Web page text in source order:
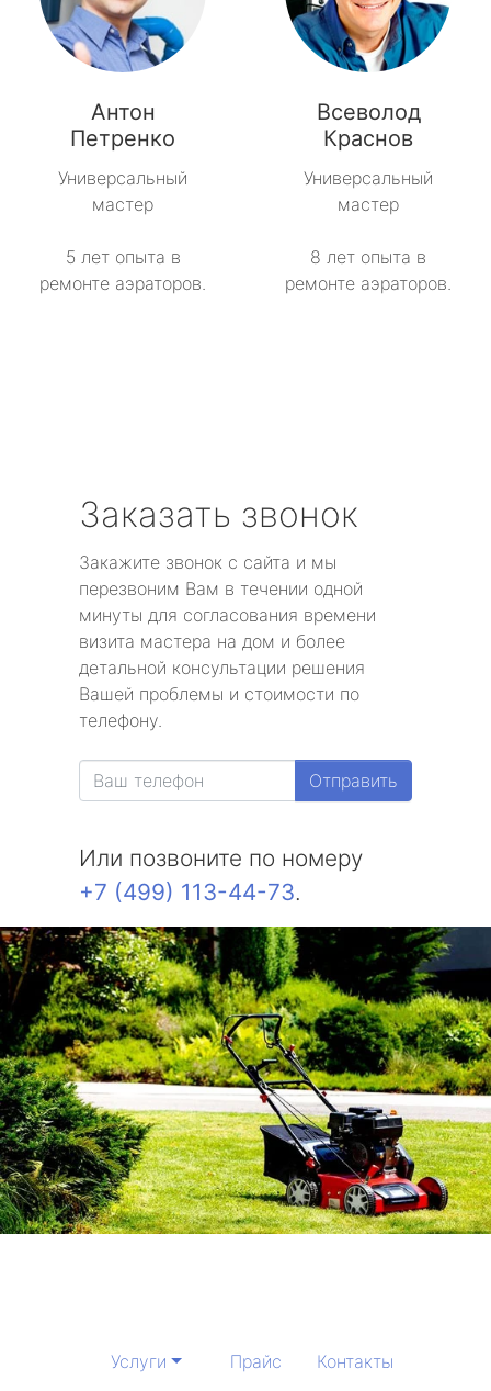
Антон
Петренко
Универсальный
мастер
5 лет опыта в
ремонте аэраторов.
Всеволод
Краснов
Универсальный
мастер
8 лет опыта в
ремонте аэраторов.
Заказать звонок
Закажите звонок с сайта и мы
перезвоним Вам в течении одной
минуты для согласования времени
визита мастера на дом и более
детальной консультации решения
Вашей проблемы и стоимости по
телефону.
Отправить
Или позвоните по номеру
+7 (499) 113-44-73.
Услуги Прайс Контакты